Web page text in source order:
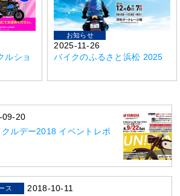
ルショ
お知らせ
2025-11-26
バイクのふるさと浜松 2025
09-20
ルデー2018 イベントレポ
ス
2018-10-11